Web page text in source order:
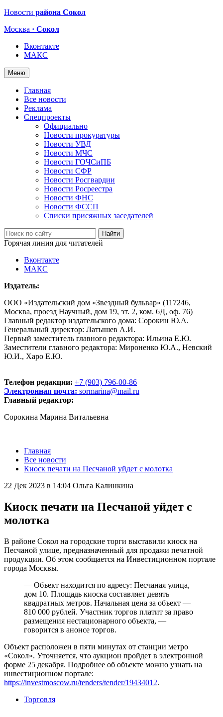
Новости района Сокол
Москва · Сокол
Вконтакте
МАКС
Меню
Главная
Все новости
Реклама
Спецпроекты
Официально
Новости прокуратуры
Новости УВД
Новости МЧС
Новости ГОЧСиПБ
Новости СФР
Новости Росгвардии
Новости Росреестра
Новости ФНС
Новости ФССП
Списки присяжных заседателей
Горячая линия для читателей
Вконтакте
МАКС
Издатель:
ООО «Издательский дом «Звездный бульвар» (117246,
Москва, проезд Научный, дом 19, эт. 2, ком. 6Д, оф. 76)
Главный редактор издательского дома: Сорокин Ю.А.
Генеральный директор: Латышев А.И.
Первый заместитель главного редактора: Ильина Е.Ю.
Заместители главного редактора: Мироненко Ю.А., Невский
Ю.И., Харо Е.Ю.
Телефон редакции: +7 (903) 796-00-86
Электронная почта: sormarina@mail.ru
Главный редактор:
Сорокина Марина Витальевна
Главная
Все новости
Киоск печати на Песчаной уйдет с молотка
22 Дек 2023 в 14:04 Ольга Калинкина
Киоск печати на Песчаной уйдет с
молотка
В районе Сокол на городские торги выставили киоск на
Песчаной улице, предназначенный для продажи печатной
продукции. Об этом сообщается на Инвестиционном портале
города Москвы.
— Объект находится по адресу: Песчаная улица,
дом 10. Площадь киоска составляет девять
квадратных метров. Начальная цена за объект —
810 000 рублей. Участник торгов платит за право
размещения нестационарного объекта, —
говорится в анонсе торгов.
Объект расположен в пяти минутах от станции метро
«Сокол». Уточняется, что аукцион пройдет в электронной
форме 25 декабря. Подробнее об объекте можно узнать на
инвестиционном портале:
https://investmoscow.ru/tenders/tender/19434012.
Торговля